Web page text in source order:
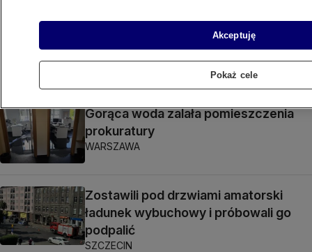
Stracił biżuterię o wartości 15
milionów złotych
KATOWICE
Gorąca woda zalała pomieszczenia
prokuratury
WARSZAWA
Zostawili pod drzwiami amatorski
ładunek wybuchowy i próbowali go
podpalić
SZCZECIN
Akceptuję
Pokaż cele